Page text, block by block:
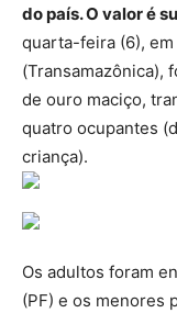
do país. O valor é
quarta-feira (6),
(Transamazônica),
de ouro maciço,
quatro ocupantes
criança).
Os adultos foram
(PF) e os menores